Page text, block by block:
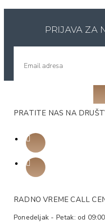
PRIJAVA ZA
PRATITE NAS NA
RADNO VREME CALL
Ponedeljak - Petak: od